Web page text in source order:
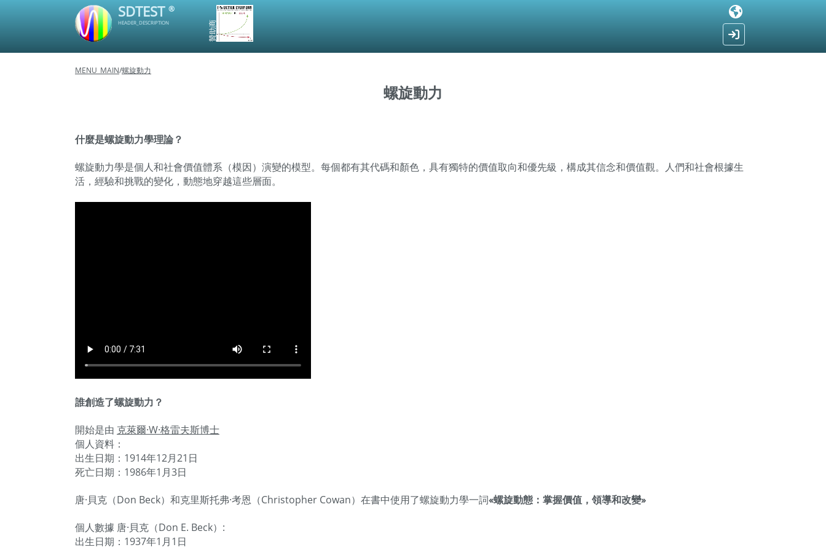
SDTEST ®
HEADER_DESCRIPTION 贊助商
MENU_MAIN/螺旋動力
螺旋動力
什麼是螺旋動力學理論？
螺旋動力學是個人和社會價值體系（模因）演變的模型。每個都有其代碼和顏色，具有獨特的價值取向和優先級，構成其信念和價值觀。人們和社會根據生
活，經驗和挑戰的變化，動態地穿越這些層面。
誰創造了螺旋動力？
開始是由 克萊爾·W·格雷夫斯博士
個人資料：
出生日期：1914年12月21日
死亡日期：1986年1月3日
唐·貝克（Don Beck）和克里斯托弗·考恩（Christopher Cowan）在書中使用了螺旋動力學一詞«螺旋動態：掌握價值，領導和改變»
個人數據 唐·貝克（Don E. Beck） :
出生日期：1937年1月1日